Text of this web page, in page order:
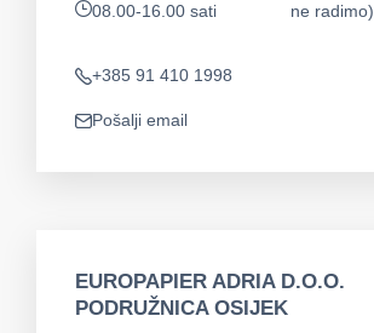
app.opening-times
08.00-16.00 sati
ne radimo)
Telefon
+385 91 410 1998
app.mail
Pošalji email
EUROPAPIER ADRIA D.O.O.
PODRUŽNICA OSIJEK